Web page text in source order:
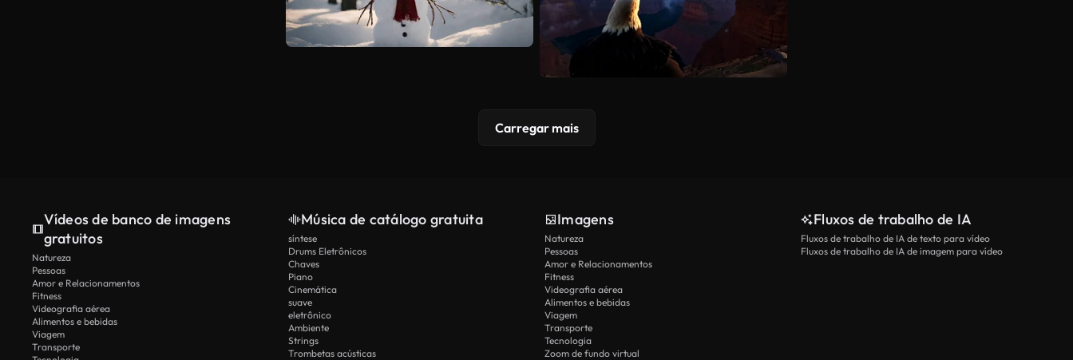
Carregar mais
Vídeos de banco de imagens
gratuitos
Natureza
Pessoas
Amor e Relacionamentos
Fitness
Videografia aérea
Alimentos e bebidas
Viagem
Transporte
Música de catálogo gratuita
síntese
Drums Eletrônicos
Chaves
Piano
Cinemática
suave
eletrônico
Ambiente
Strings
Trombetas acústicas
Imagens
Natureza
Pessoas
Amor e Relacionamentos
Fitness
Videografia aérea
Alimentos e bebidas
Viagem
Transporte
Tecnologia
Zoom de fundo virtual
Fluxos de trabalho de IA
Fluxos de trabalho de IA de texto para vídeo
Fluxos de trabalho de IA de imagem para vídeo